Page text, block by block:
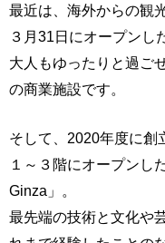
最近は、海外からの観
３月31日にオープンし
大人もゆったりと過ご
の商業施設です。
そして、2020年度に創
１～３階にオープンし
Ginza」。
最先端の技術と文化や